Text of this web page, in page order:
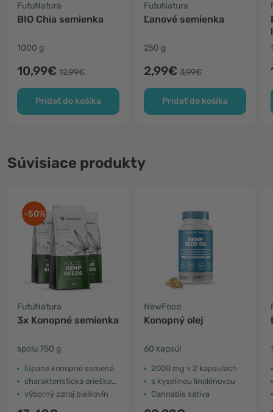
FutuNatura
BIO Chia semienka
1000 g
10,99€ 12,99€
Pridať do košíka
FutuNatura
Ľanové semienka
250 g
2,99€ 3,99€
Pridať do košíka
Súvisiace produkty
-50%
FutuNatura
3x Konopné semienka
spolu 750 g
lúpané konopné semená
charakteristická oriešková chuť
výborný zdroj bielkovín
NewFood
Konopný olej
60 kapsúl
2000 mg v 2 kapsulách
s kyselinou linolénovou
Cannabis sativa